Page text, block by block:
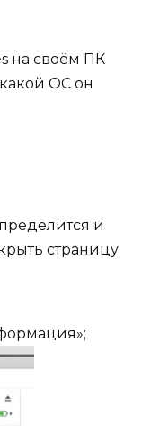
на своём ПК
ОС он
и
страницу